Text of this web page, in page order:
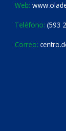
Web:
Teléfono: (593
Correo: